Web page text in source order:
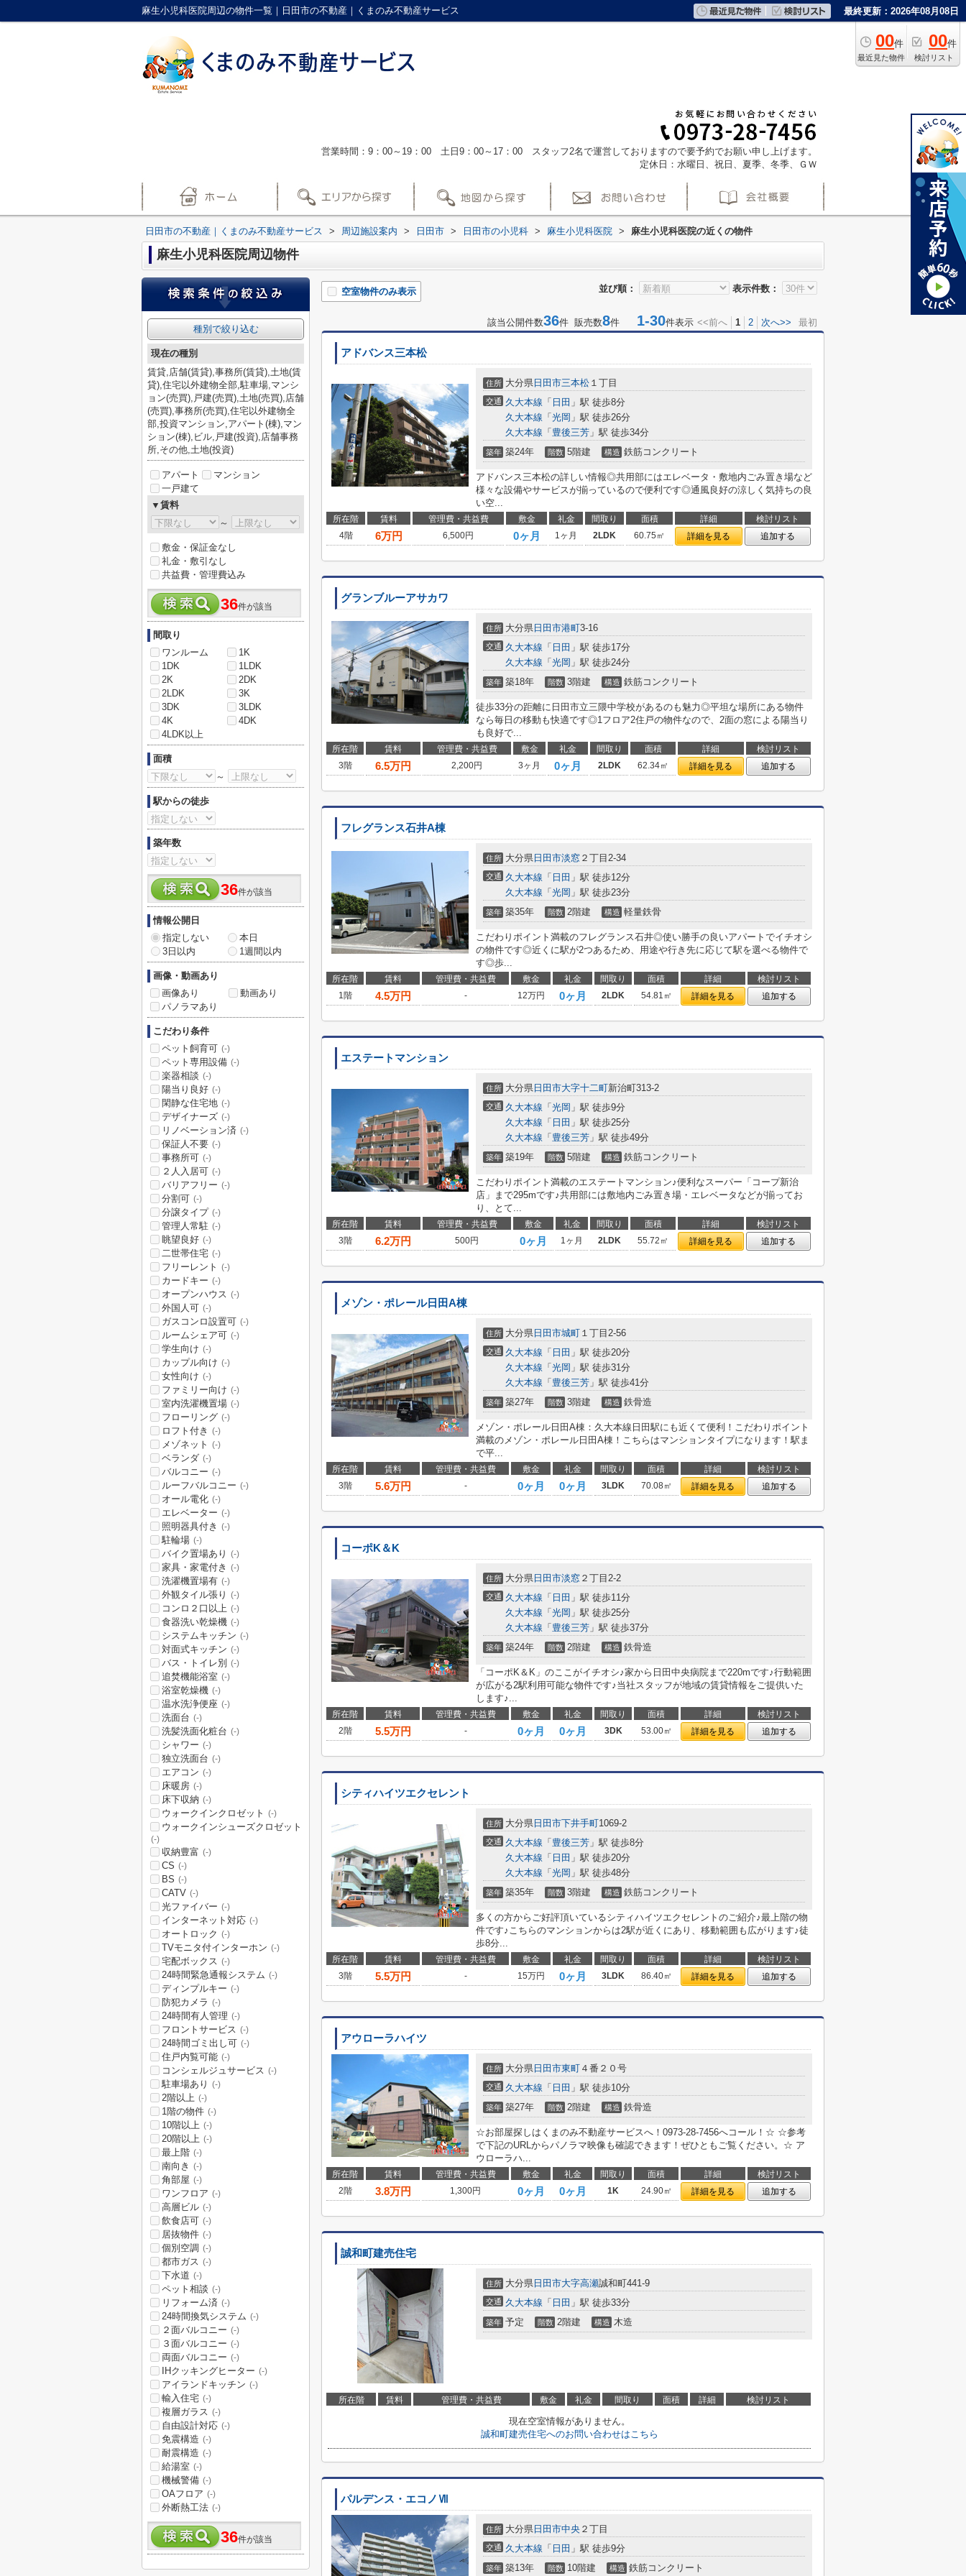
麻生小児科医院周辺の物件一覧｜日田市の不動産｜くまのみ不動産サービス 最終更新：2026年08月08日
00件
最近見た物件
00件
検討リスト
営業時間：9：00～19：00 土日9：00～17：00 スタッフ2名で運営しておりますので要予約でお願い申し上げます。
定休日：水曜日、祝日、夏季、冬季、ＧＷ
日田市の不動産｜くまのみ不動産サービス > 周辺施設案内 > 日田市 > 日田市の小児科 > 麻生小児科医院 > 麻生小児科医院の近くの物件
麻生小児科医院周辺物件
並び順： 表示件数：
空室物件のみ表示
該当公開件数36件 販売数8件 1-30件表示 <<前へ 1 2 次へ>> 最初
アドバンス三本松
住所 大分県 日田市三本松 １丁目
交通 久大本線 「 日田 」駅 徒歩8分
久大本線 「 光岡 」駅 徒歩26分
久大本線 「 豊後三芳 」駅 徒歩34分
築年 築24年 階数 5階建 構造 鉄筋コンクリート
アドバンス三本松の詳しい情報◎共用部にはエレベータ・敷地内ごみ置き場など
様々な設備やサービスが揃っているので便利です◎通風良好の涼しく気持ちの良
い空...
所在階 賃料 管理費・共益費 敷金 礼金 間取り 面積 詳細
検討リスト
4階
6万円 6,500円 0ヶ月 1ヶ月 2LDK 60.75㎡ 詳細を見る 追加する
グランブルーアサカワ
住所 大分県 日田市港町3-16
交通 久大本線 「 日田 」駅 徒歩17分
久大本線 「 光岡 」駅 徒歩24分
築年 築18年 階数 3階建 構造 鉄筋コンクリート
徒歩33分の距離に日田市立三隈中学校があるのも魅力◎平坦な場所にある物件
なら毎日の移動も快適です◎1フロア2住戸の物件なので、2面の窓による陽当り
も良好で...
所在階 賃料 管理費・共益費 敷金 礼金 間取り 面積 詳細
検討リスト
3階
6.5万円 2,200円 3ヶ月 0ヶ月 2LDK 62.34㎡ 詳細を見る 追加する
フレグランス石井A棟
住所 大分県 日田市淡窓 ２丁目2-34
交通 久大本線 「 日田 」駅 徒歩12分
久大本線 「 光岡 」駅 徒歩23分
築年 築35年 階数 2階建 構造 軽量鉄骨
こだわりポイント満載のフレグランス石井◎使い勝手の良いアパートでイチオシ
の物件です◎近くに駅が2つあるため、用途や行き先に応じて駅を選べる物件で
す◎歩...
所在階 賃料 管理費・共益費 敷金 礼金 間取り 面積 詳細
検討リスト
1階
4.5万円 - 12万円 0ヶ月 2LDK 54.81㎡ 詳細を見る 追加する
エステートマンション
住所 大分県 日田市大字十二町新治町313-2
交通 久大本線 「 光岡 」駅 徒歩9分
久大本線 「 日田 」駅 徒歩25分
久大本線 「 豊後三芳 」駅 徒歩49分
築年 築19年 階数 5階建 構造 鉄筋コンクリート
こだわりポイント満載のエステートマンション♪便利なスーパー「コープ新治
店」まで295mです♪共用部には敷地内ごみ置き場・エレベータなどが揃ってお
り、とて...
所在階 賃料 管理費・共益費 敷金 礼金 間取り 面積 詳細
検討リスト
3階
6.2万円 500円 0ヶ月 1ヶ月 2LDK 55.72㎡ 詳細を見る 追加する
メゾン・ポレール日田A棟
住所 大分県 日田市城町 １丁目2-56
交通 久大本線 「 日田 」駅 徒歩20分
久大本線 「 光岡 」駅 徒歩31分
久大本線 「 豊後三芳 」駅 徒歩41分
築年 築27年 階数 3階建 構造 鉄骨造
メゾン・ポレール日田A棟：久大本線日田駅にも近くて便利！こだわりポイント
満載のメゾン・ポレール日田A棟！こちらはマンションタイプになります！駅ま
で平...
所在階 賃料 管理費・共益費 敷金 礼金 間取り 面積 詳細
検討リスト
3階
5.6万円 - 0ヶ月 0ヶ月 3LDK 70.08㎡ 詳細を見る 追加する
コーポK＆K
住所 大分県 日田市淡窓 ２丁目2-2
交通 久大本線 「 日田 」駅 徒歩11分
久大本線 「 光岡 」駅 徒歩25分
久大本線 「 豊後三芳 」駅 徒歩37分
築年 築24年 階数 2階建 構造 鉄骨造
「コーポK＆K」のここがイチオシ♪家から日田中央病院まで220mです♪行動範囲
が広がる2駅利用可能な物件です♪当社スタッフが地域の賃貸情報をご提供いた
します♪...
所在階 賃料 管理費・共益費 敷金 礼金 間取り 面積 詳細
検討リスト
2階
5.5万円 - 0ヶ月 0ヶ月 3DK 53.00㎡ 詳細を見る 追加する
シティハイツエクセレント
住所 大分県 日田市下井手町1069-2
交通 久大本線 「 豊後三芳 」駅 徒歩8分
久大本線 「 日田 」駅 徒歩20分
久大本線 「 光岡 」駅 徒歩48分
築年 築35年 階数 3階建 構造 鉄筋コンクリート
多くの方からご好評頂いているシティハイツエクセレントのご紹介♪最上階の物
件です♪こちらのマンションからは2駅が近くにあり、移動範囲も広がります♪徒
歩8分...
所在階 賃料 管理費・共益費 敷金 礼金 間取り 面積 詳細
検討リスト
3階
5.5万円 - 15万円 0ヶ月 3LDK 86.40㎡ 詳細を見る 追加する
アウローラハイツ
住所 大分県 日田市東町 ４番２０号
交通 久大本線 「 日田 」駅 徒歩10分
築年 築27年 階数 2階建 構造 鉄骨造
☆お部屋探しはくまのみ不動産サービスへ！0973-28-7456へコール！☆ ☆参考
で下記のURLからパノラマ映像も確認できます！ぜひともご覧ください。☆ ア
ウローラハ...
所在階 賃料 管理費・共益費 敷金 礼金 間取り 面積 詳細
検討リスト
2階
3.8万円 1,300円 0ヶ月 0ヶ月 1K 24.90㎡ 詳細を見る 追加する
誠和町建売住宅
住所 大分県 日田市大字高瀬誠和町441-9
交通 久大本線 「 日田 」駅 徒歩33分
築年 予定 階数 2階建 構造 木造
所在階 賃料 管理費・共益費 敷金 礼金 間取り 面積 詳細 検討リスト
現在空室情報がありません。
誠和町建売住宅へのお問い合わせはこちら
パルデンス・エコノⅦ
住所 大分県 日田市中央 ２丁目
交通 久大本線 「 日田 」駅 徒歩9分
築年 築13年 階数 10階建 構造 鉄筋コンクリート
種別で絞り込む
現在の種別
賃貸,店舗(賃貸),事務所(賃貸),土地(賃
貸),住宅以外建物全部,駐車場,マンシ
ョン(売買),戸建(売買),土地(売買),店舗
(売買),事務所(売買),住宅以外建物全
部,投資マンション,アパート(棟),マン
ション(棟),ビル,戸建(投資),店舗事務
所,その他,土地(投資)
アパート
マンション
一戸建て
▼賃料
～
敷金・保証金なし
礼金・敷引なし
共益費・管理費込み
36件が該当
間取り
ワンルーム
1K
1DK
1LDK
2K
2DK
2LDK
3K
3DK
3LDK
4K
4DK
4LDK以上
面積
～
駅からの徒歩
築年数
36件が該当
情報公開日
指定しない
本日
3日以内
1週間以内
画像・動画あり
画像あり
動画あり
パノラマあり
こだわり条件
ペット飼育可 (-)
ペット専用設備 (-)
楽器相談 (-)
陽当り良好 (-)
閑静な住宅地 (-)
デザイナーズ (-)
リノベーション済 (-)
保証人不要 (-)
事務所可 (-)
２人入居可 (-)
バリアフリー (-)
分割可 (-)
分譲タイプ (-)
管理人常駐 (-)
眺望良好 (-)
二世帯住宅 (-)
フリーレント (-)
カードキー (-)
オープンハウス (-)
外国人可 (-)
ガスコンロ設置可 (-)
ルームシェア可 (-)
学生向け (-)
カップル向け (-)
女性向け (-)
ファミリー向け (-)
室内洗濯機置場 (-)
フローリング (-)
ロフト付き (-)
メゾネット (-)
ベランダ (-)
バルコニー (-)
ルーフバルコニー (-)
オール電化 (-)
エレベーター (-)
照明器具付き (-)
駐輪場 (-)
バイク置場あり (-)
家具・家電付き (-)
洗濯機置場有 (-)
外観タイル張り (-)
コンロ２口以上 (-)
食器洗い乾燥機 (-)
システムキッチン (-)
対面式キッチン (-)
バス・トイレ別 (-)
追焚機能浴室 (-)
浴室乾燥機 (-)
温水洗浄便座 (-)
洗面台 (-)
洗髪洗面化粧台 (-)
シャワー (-)
独立洗面台 (-)
エアコン (-)
床暖房 (-)
床下収納 (-)
ウォークインクロゼット (-)
ウォークインシューズクロゼット
(-)
収納豊富 (-)
CS (-)
BS (-)
CATV (-)
光ファイバー (-)
インターネット対応 (-)
オートロック (-)
TVモニタ付インターホン (-)
宅配ボックス (-)
24時間緊急通報システム (-)
ディンプルキー (-)
防犯カメラ (-)
24時間有人管理 (-)
フロントサービス (-)
24時間ゴミ出し可 (-)
住戸内覧可能 (-)
コンシェルジュサービス (-)
駐車場あり (-)
2階以上 (-)
1階の物件 (-)
10階以上 (-)
20階以上 (-)
最上階 (-)
南向き (-)
角部屋 (-)
ワンフロア (-)
高層ビル (-)
飲食店可 (-)
居抜物件 (-)
個別空調 (-)
都市ガス (-)
下水道 (-)
ペット相談 (-)
リフォーム済 (-)
24時間換気システム (-)
２面バルコニー (-)
３面バルコニー (-)
両面バルコニー (-)
IHクッキングヒーター (-)
アイランドキッチン (-)
輸入住宅 (-)
複層ガラス (-)
自由設計対応 (-)
免震構造 (-)
耐震構造 (-)
給湯室 (-)
機械警備 (-)
OAフロア (-)
外断熱工法 (-)
36件が該当